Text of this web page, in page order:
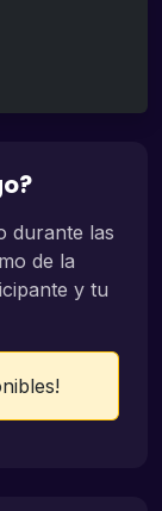
durante las
de la
y tu